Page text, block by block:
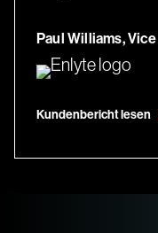
Paul Williams,
Kundenbericht lesen